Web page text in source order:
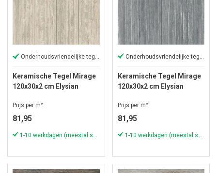
Keramische Tegel Mirage
120x30x2 cm Elysian
Prijs per m²
81,95
1-10 werkdagen (meestal sneller)
Keramische Tegel Mirage
120x30x2 cm Elysian
Prijs per m²
81,95
1-10 werkdagen (meestal sneller)